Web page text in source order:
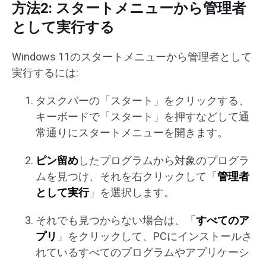
方法2: スタートメニューから管理者
として実行する
Windows 11のスタートメニューから管理者として
実行するには:
タスクバーの「スタート」をクリックする、
キーボードで「スタート」を押すなどして通
常通りにスタートメニューを開きます。
ピン留めしたプログラムから対象のプログラ
ムを見つけ、それを右クリックして「 管理者
として実行」を選択します。
それでも見つからない場合は、「 すべてのア
プリ 」をクリックして、PCにインストールさ
れているすべてのプログラムやアプリケーシ